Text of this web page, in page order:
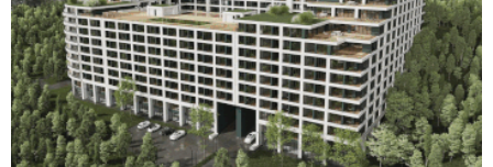
20:42:28 6-08-2026
«Համահայկական ճակատ» շարժումը
զորակցություն է հայտնում Ամենայն Հայոց
Կաթողիկոսին
20:26:38 6-08-2026